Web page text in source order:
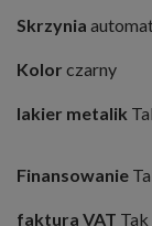
Skrzynia
Kolor czarny
lakier metalik
Finansowanie
faktura VAT Tak